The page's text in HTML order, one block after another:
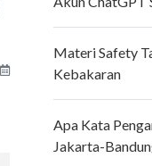
Materi Safety
Kebakaran
Apa Kata
Jakarta-